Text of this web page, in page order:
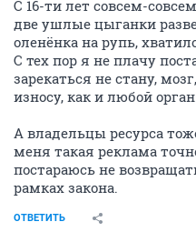
С 16-ти лет совсем-
две ушлые цыганки
оленёнка на рупь,
С тех пор я не плачу
зарекаться не стану,
износу, как и любой
А владельцы ресурса
меня такая реклама
постараюсь не
рамках закона.
ОТВЕТИТЬ